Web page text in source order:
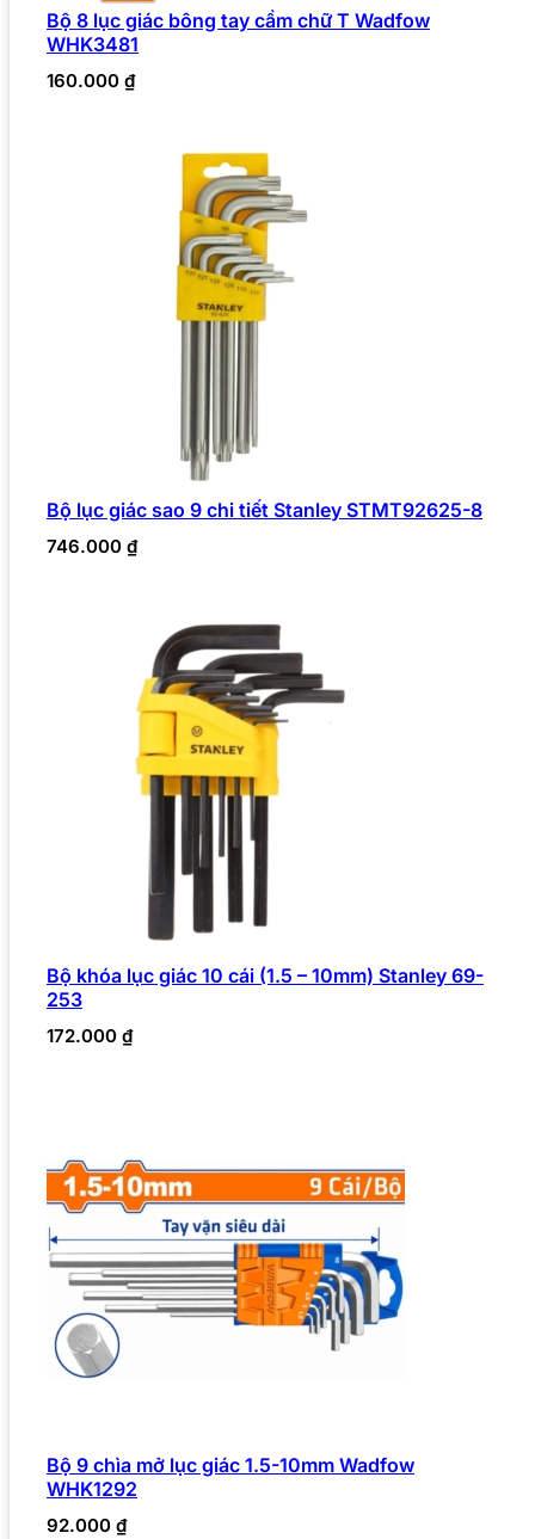
Bộ 8 lục giác bông tay cầm chữ T Wadfow
WHK3481
160.000 ₫
Bộ lục giác sao 9 chi tiết Stanley STMT92625-8
746.000 ₫
Bộ khóa lục giác 10 cái (1.5 – 10mm) Stanley 69-
253
172.000 ₫
Bộ 9 chìa mở lục giác 1.5-10mm Wadfow
WHK1292
92.000 ₫